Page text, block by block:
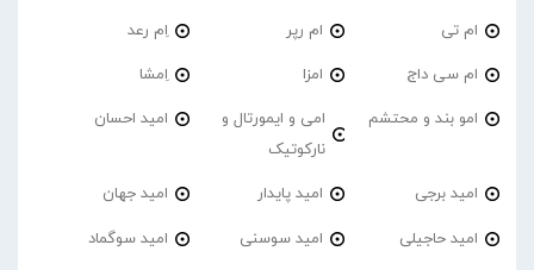
ام تی ام رپر اِم رعد
ام سی داج امزا اِمشا
امو بند و محتشم
امی و ایمورتال و
نارکوتیک
امید احسان
امید برجی امید پایدار امید جهان
امید حاجیلی امید سوسنی امید سوگماد